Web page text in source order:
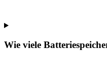
Wie viele